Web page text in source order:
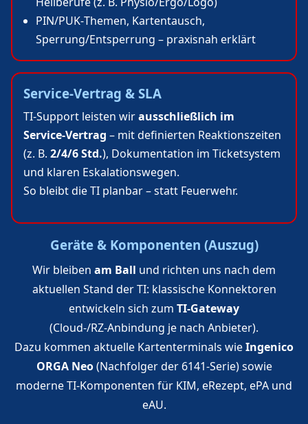
PIN/PUK‑Themen, Kartentausch,
Sperrung/Entsperrung – praxisnah erklärt
Service‑Vertrag & SLA
TI‑Support leisten wirausschließlich im
Service‑Vertrag – mit definierten Reaktionszeiten
(z. B. 2/4/6 Std.), Dokumentation im Ticketsystem
und klaren Eskalationswegen.
So bleibt die TI planbar – statt Feuerwehr.
Geräte & Komponenten (Auszug)
Wir bleiben am Ball und richten uns nach dem
aktuellen Stand der TI: klassische Konnektoren
entwickeln sich zum TI‑Gateway
(Cloud-/RZ‑Anbindung je nach Anbieter).
Dazu kommen aktuelle Kartenterminals wieIngenico
ORGA Neo(Nachfolger der 6141‑Serie) sowie
moderne TI‑Komponenten für KIM, eRezept, ePA und
eAU.